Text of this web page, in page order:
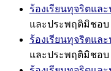
ร้องเรียนทุจริตแล
และประพฤติมิชอบ
ร้องเรียนทุจริตแล
และประพฤติมิชอบ